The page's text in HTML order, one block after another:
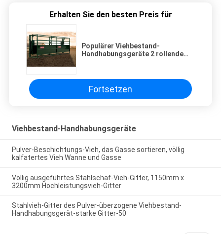
Erhalten Sie den besten Preis für
Populärer Viehbestand-
Handhabungsgeräte 2 rollende
Fortsetzen
Viehbestand-Handhabungsgeräte
Pulver-Beschichtungs-Vieh, das Gasse sortieren, völlig
kalfatertes Vieh Wanne und Gasse
Völlig ausgeführtes Stahlschaf-Vieh-Gitter, 1150mm x
3200mm Hochleistungsvieh-Gitter
Stahlvieh-Gitter des Pulver-überzogene Viehbestand-
Handhabungsgerät-starke Gitter-50